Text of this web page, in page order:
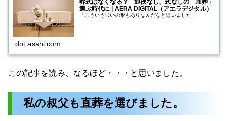
葬式はなくなる？ 通夜なし、式なしの「直葬」
選ぶ時代に | AERA DIGITAL（アエラデジタル）
「こういう弔いの形もありなんだなと思いました」
dot.asahi.com
この記事を読み、なるほど・・・と思いました。
私の叔父も直葬を選びました。